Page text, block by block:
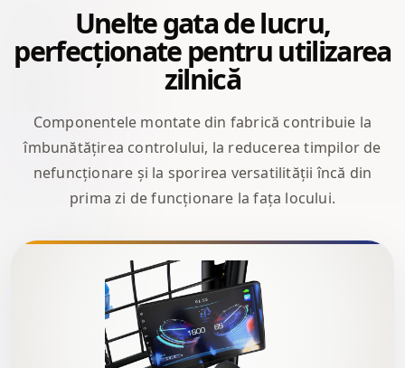
Unelte gata de lucru,
perfecționate pentru utilizarea
zilnică
Componentele montate din fabrică contribuie la
îmbunătățirea controlului, la reducerea timpilor de
nefuncționare și la sporirea versatilității încă din
prima zi de funcționare la fața locului.